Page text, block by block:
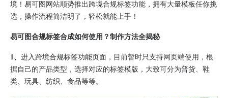
境！易可图网站顺势推出跨境合规标签功能，拥有大量模板任你挑
选，操作流程简洁明了，轻松就能上手！
易可图合规标签合成如何使用？制作方法全揭秘
1、 进入跨境合规标签功能页面 ，目前暂时只支持网页端使用，根
据自己的产品类型，选择对应的标签模版，大致可分为普货、鞋
类、玩具、纺织、食品等等。